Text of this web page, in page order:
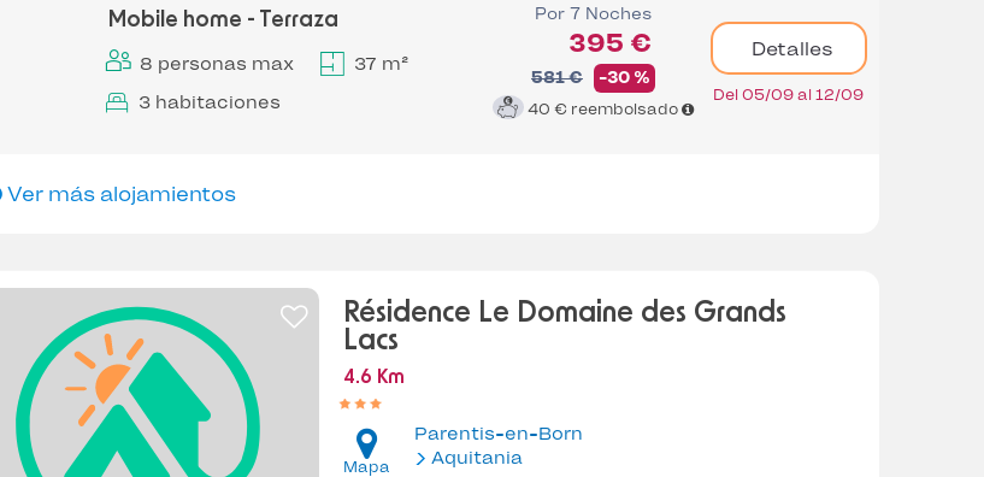
Mobile home - Terraza
8 personas max
37 m²
3 habitaciones
Por 7 Noches
395 €
581 € -30 %
40 € reembolsado
Detalles
Del 05/09 al 12/09
Ver más alojamientos
Résidence Le Domaine des Grands
Lacs
4.6 Km
Mapa
Parentis-en-Born
Aquitania